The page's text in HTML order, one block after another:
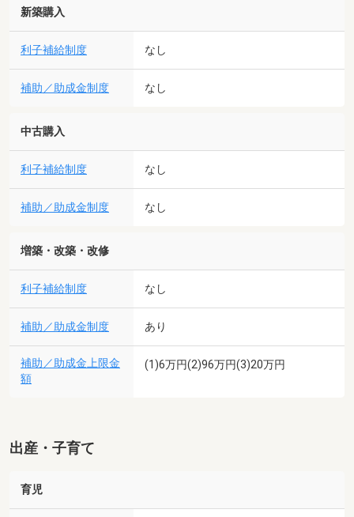
新築購入
利子補給制度 なし
補助／助成金制度 なし
中古購入
利子補給制度 なし
補助／助成金制度 なし
増築・改築・改修
利子補給制度 なし
補助／助成金制度 あり
補助／助成金上限金
額
(1)6万円(2)96万円(3)20万円
出産・子育て
育児